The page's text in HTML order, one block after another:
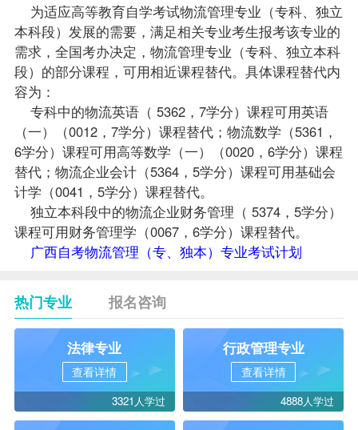
为适应高等教育自学考试物流管理专业（专科、独立
本科段）发展的需要，满足相关专业考生报考该专业的
需求，全国考办决定，物流管理专业（专科、独立本科
段）的部分课程 ，可用相近课程替代。具体课程替代内
容为：
专科中的物流英语（ 5362，7学分）课程可用英语
（一）
（0012，7学分）课程替代；物流数学（5361，
6学分）课程可用高等数学（一）
（0020，6学分）课程
替代；物流企业会计（5364，5学分）课程可用基础会
计学 （0041，5学分）课程替代。
独立本科段中的物流企业财务管理（ 5374，5学分）
课程可用财务管理学 （0067，6学分）课程替代。
广西自考物流管理（专、独本）专业考试计划
热门专业 报名咨询
法律专业
查看详情
3321人学过
行政管理专业
查看详情
4888人学过